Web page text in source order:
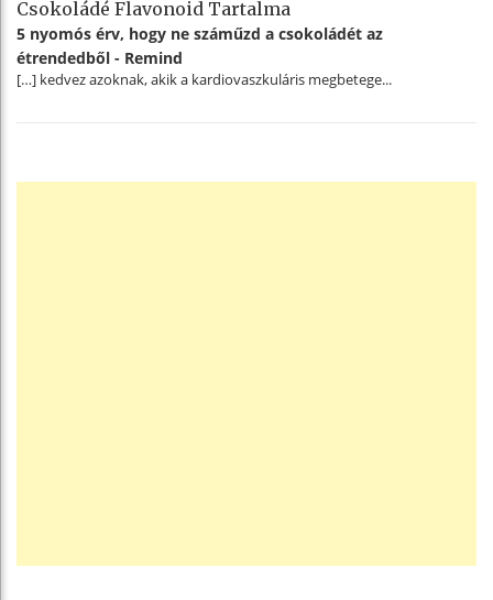
Csokoládé Flavonoid Tartalma
5 nyomós érv, hogy ne száműzd a csokoládét az
étrendedből - Remind
[…] kedvez azoknak, akik a kardiovaszkuláris megbetege...